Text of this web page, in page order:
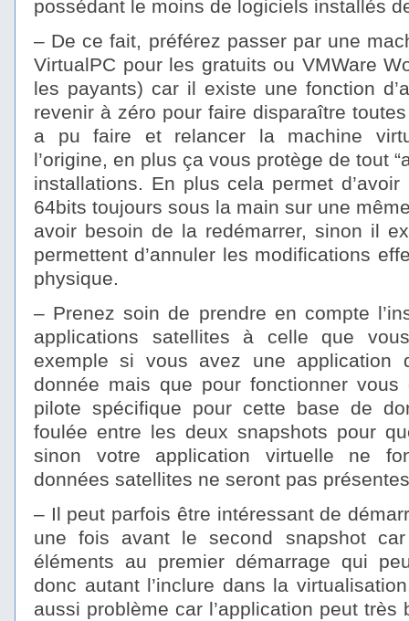
possédant le moins de logiciels installés
– De ce fait, préférez passer par une
VirtualPC pour les gratuits ou VMWare
les payants) car il existe une fonction
revenir à zéro pour faire disparaître
a pu faire et relancer la machine
l’origine, en plus ça vous protège de tout
installations. En plus cela permet
64bits toujours sous la main sur une
avoir besoin de la redémarrer, sinon il
permettent d’annuler les modifications
physique.
– Prenez soin de prendre en compte
applications satellites à celle que
exemple si vous avez une application
donnée mais que pour fonctionner
pilote spécifique pour cette base de
foulée entre les deux snapshots pour
sinon votre application virtuelle ne
données satellites ne seront pas
– Il peut parfois être intéressant de
une fois avant le second snapshot
éléments au premier démarrage qui
donc autant l’inclure dans la
aussi problème car l’application peut très